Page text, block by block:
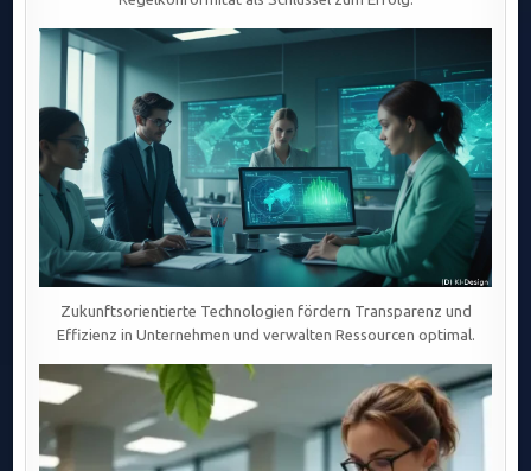
Zukunftsorientierte Technologien fördern Transparenz und
Effizienz in Unternehmen und verwalten Ressourcen optimal.